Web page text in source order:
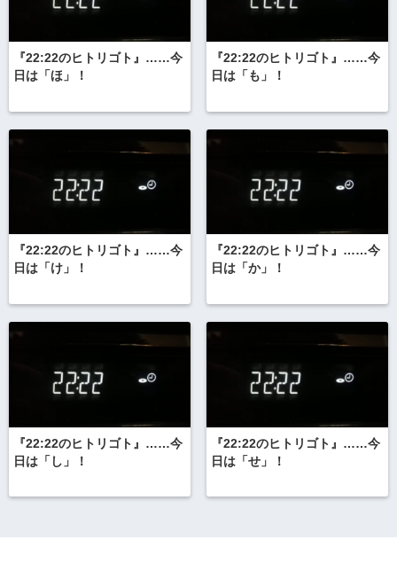
『22:22のヒトリゴト』……今
日は「ほ」！
『22:22のヒトリゴト』……今
日は「も」！
『22:22のヒトリゴト』……今
日は「け」！
『22:22のヒトリゴト』……今
日は「か」！
『22:22のヒトリゴト』……今
日は「し」！
『22:22のヒトリゴト』……今
日は「せ」！